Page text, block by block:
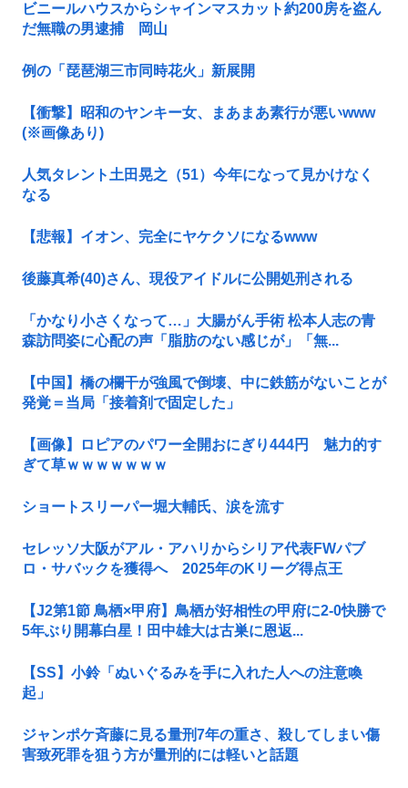
ビニールハウスからシャインマスカット約200房を盗ん
だ無職の男逮捕 岡山
例の「琵琶湖三市同時花火」新展開
【衝撃】昭和のヤンキー女、まあまあ素行が悪いwww
(※画像あり)
人気タレント土田晃之（51）今年になって見かけなく
なる
【悲報】イオン、完全にヤケクソになるwww
後藤真希(40)さん、現役アイドルに公開処刑される
「かなり小さくなって…」大腸がん手術 松本人志の青
森訪問姿に心配の声「脂肪のない感じが」「無...
【中国】橋の欄干が強風で倒壊、中に鉄筋がないことが
発覚＝当局「接着剤で固定した」
【画像】ロピアのパワー全開おにぎり444円 魅力的す
ぎて草ｗｗｗｗｗｗｗ
ショートスリーパー堀大輔氏、涙を流す
セレッソ大阪がアル・アハリからシリア代表FWパブ
ロ・サバックを獲得へ 2025年のKリーグ得点王
【J2第1節 鳥栖×甲府】鳥栖が好相性の甲府に2-0快勝で
5年ぶり開幕白星！田中雄大は古巣に恩返...
【SS】小鈴「ぬいぐるみを手に入れた人への注意喚
起」
ジャンポケ斉藤に見る量刑7年の重さ、殺してしまい傷
害致死罪を狙う方が量刑的には軽いと話題